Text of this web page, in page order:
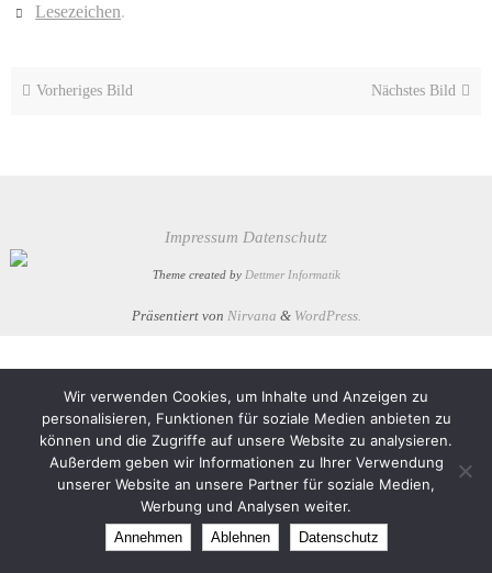
Lesezeichen.
Vorheriges Bild Nächstes Bild
Impressum Datenschutz
Theme created by Dettmer Informatik
Präsentiert von Nirvana & WordPress.
Wir verwenden Cookies, um Inhalte und Anzeigen zu
personalisieren, Funktionen für soziale Medien anbieten zu
können und die Zugriffe auf unsere Website zu analysieren.
Außerdem geben wir Informationen zu Ihrer Verwendung
unserer Website an unsere Partner für soziale Medien,
Werbung und Analysen weiter.
Annehmen Ablehnen Datenschutz